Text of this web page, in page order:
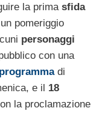
la primasfida
pomeriggio
personaggi
con una
programmadi
e il 18
la proclamazione